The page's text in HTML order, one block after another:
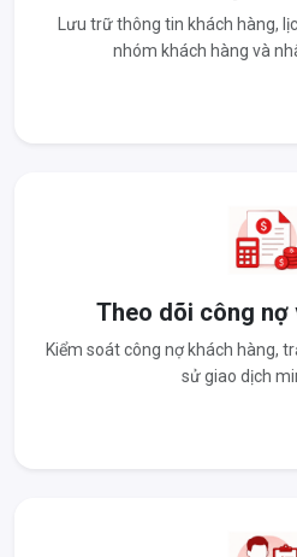
Lưu trữ thông tin khách hàng,
nhóm khách hàng và
Theo dõi công nợ
Kiểm soát công nợ khách hàng,
sử giao dịch